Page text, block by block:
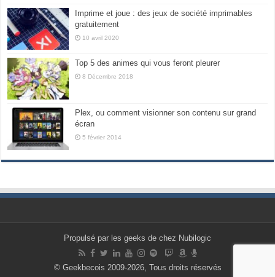
Imprime et joue : des jeux de société imprimables
gratuitement
10 avril 2020
Top 5 des animes qui vous feront pleurer
8 Décembre 2018
Plex, ou comment visionner son contenu sur grand
écran
5 février 2014
Propulsé par les geeks de chez Nubilogic
© Geekbecois 2009-2026, Tous droits réservés